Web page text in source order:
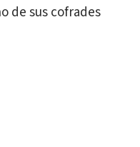
de sus cofrades